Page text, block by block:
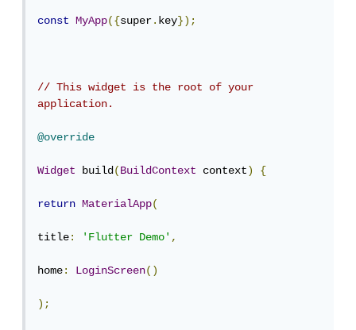
const MyApp({super.key});
// This widget is the root of your
application.
@override
Widget build(BuildContext context) {
return MaterialApp(
title: 'Flutter Demo',
home: LoginScreen()
);